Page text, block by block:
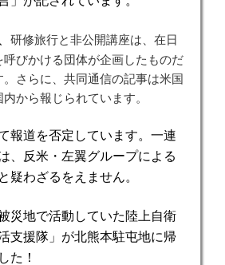
研修旅行と非公開講座は、在日
びかける団体が企画したものだ
。さらに、共同通信の記事は米国
から報じられています。
報道を否定しています。一連
、反米・左翼グループによる
疑わざるをえません。
災地で活動していた陸上自衛
支援隊」が北熊本駐屯地に帰
た！